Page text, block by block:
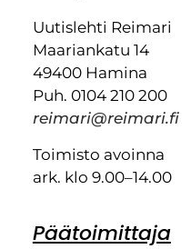
Uutislehti Reimari
Maariankatu 14
49400 Hamina
Puh. 0104 210 200
reimari@reimari.fi
Toimisto avoinna
ark. klo 9.00–14.00
Päätoimittaja